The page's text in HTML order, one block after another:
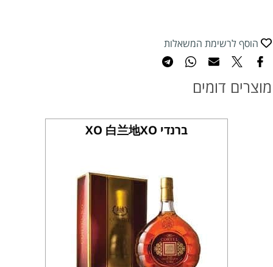
הוסף לרשימת המשאלות
מוצרים דומים
ברנדי XO 白兰地XO